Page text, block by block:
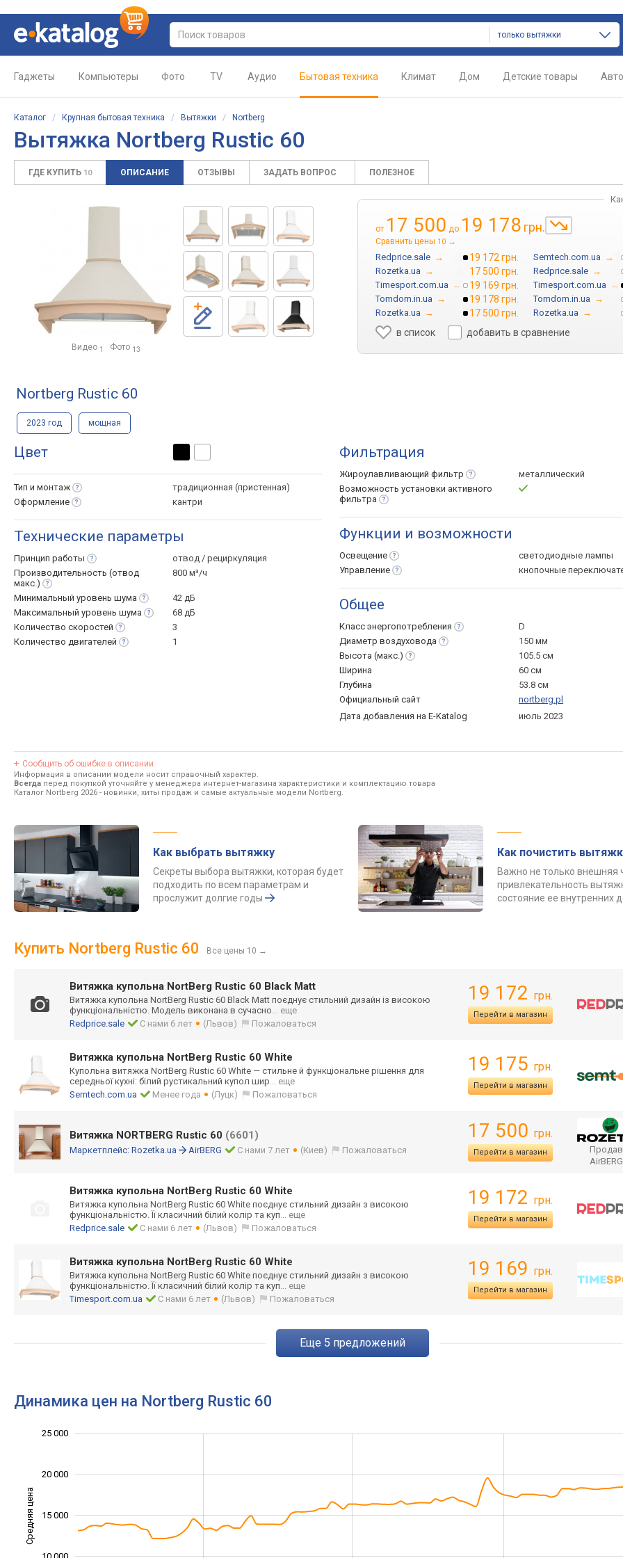
только вытяжки
Гаджеты Компьютеры Фото TV Аудио Бытовая техника Климат Дом Детские товары Авто
Каталог / Крупная бытовая техника / Вытяжки / Nortberg
Вытяжка Nortberg Rustic 60
ГДЕ КУПИТЬ 10 ОПИСАНИЕ ОТЗЫВЫ ЗАДАТЬ ВОПРОС ПОЛЕЗНОЕ
Видео 1 Фото 13
от 17 500 до 19 178 грн.
Сравнить цены 10 →
Redprice.sale → 19 172 грн. Semtech.com.ua →
Rozetka.ua → 17 500 грн. Redprice.sale →
Timesport.com.ua → 19 169 грн. Timesport.com.ua →
Tomdom.in.ua → 19 178 грн. Tomdom.in.ua →
Rozetka.ua → 17 500 грн. Rozetka.ua →
в список добавить в сравнение
Nortberg Rustic 60
2023 год мощная
Цвет
Тип и монтаж
традиционная (пристенная)
Оформление
кантри
Технические параметры
Принцип работы
отвод / рециркуляция
Производительность (отвод
макс.)
800 м³/ч
Минимальный уровень шума
42 дБ
Максимальный уровень шума
68 дБ
Количество скоростей
3
Количество двигателей 1
Фильтрация
Жироулавливающий фильтр
металлический
Возможность установки активного
фильтра
Функции и возможности
Освещение
светодиодные лампы
Управление
кнопочные
Общее
Класс энергопотребления
D
Диаметр воздуховода
150 мм
Высота (макс.)
105.5 см
Ширина
60 см
Глубина
53.8 см
Официальный сайт
nortberg.pl
Дата добавления на E-Katalog
июль 2023
Сообщить об ошибке в описании
Информация в описании модели носит справочный характер.
Всегда перед покупкой уточняйте у менеджера интернет-магазина характеристики и комплектацию товара
Каталог Nortberg 2026 - новинки, хиты продаж и самые актуальные модели Nortberg.
Как выбрать вытяжку
Секреты выбора вытяжки, которая будет
подходить по всем параметрам и
прослужит долгие годы
Как почистить
Важно не только внешняя
привлекательность
состояние ее внутренних
Купить Nortberg Rustic 60 Все цены 10 →
Витяжка купольна NortBerg Rustic 60 Black Matt
Витяжка купольна NortBerg Rustic 60 Black Matt поєднує стильний дизайн із високою
функціональністю. Модель виконана в сучасно... еще
Redprice.sale
С нами 6 лет (Львов) Пожаловаться
19 172 грн.
Перейти в магазин
Витяжка купольна NortBerg Rustic 60 White
Купольна витяжка NortBerg Rustic 60 White — стильне й функціональне рішення для
середньої кухні: білий рустикальний купол шир... еще
Semtech.com.ua
Менее года (Луцк) Пожаловаться
19 175 грн.
Перейти в магазин
Витяжка NORTBERG Rustic 60 (6601)
Маркетплейс: Rozetka.ua AirBERG С нами 7 лет (Киев) Пожаловаться
17 500 грн.
Перейти в магазин
Витяжка купольна NortBerg Rustic 60 White
Витяжка купольна NortBerg Rustic 60 White поєднує стильний дизайн з високою
функціональністю. Її класичний білий колір та куп... еще
Redprice.sale
С нами 6 лет (Львов) Пожаловаться
19 172 грн.
Перейти в магазин
Витяжка купольна NortBerg Rustic 60 White
Витяжка купольна NortBerg Rustic 60 White поєднує стильний дизайн з високою
функціональністю. Її класичний білий колір та куп... еще
Timesport.com.ua
С нами 6 лет (Львов) Пожаловаться
19 169 грн.
Перейти в магазин
eще 5 предложений
Динамика цен на Nortberg Rustic 60
Средняя цена 10 000
25 000
20 000
15 000